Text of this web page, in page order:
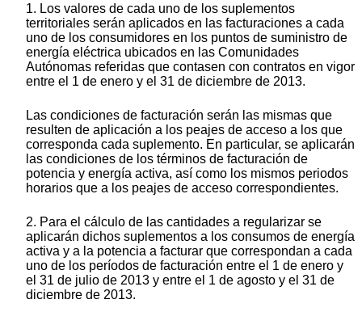
1. Los valores de cada uno de los suplementos
territoriales serán aplicados en las facturaciones a cada
uno de los consumidores en los puntos de suministro de
energía eléctrica ubicados en las Comunidades
Autónomas referidas que contasen con contratos en vigor
entre el 1 de enero y el 31 de diciembre de 2013.
Las condiciones de facturación serán las mismas que
resulten de aplicación a los peajes de acceso a los que
corresponda cada suplemento. En particular, se aplicarán
las condiciones de los términos de facturación de
potencia y energía activa, así como los mismos periodos
horarios que a los peajes de acceso correspondientes.
2. Para el cálculo de las cantidades a regularizar se
aplicarán dichos suplementos a los consumos de energía
activa y a la potencia a facturar que correspondan a cada
uno de los períodos de facturación entre el 1 de enero y
el 31 de julio de 2013 y entre el 1 de agosto y el 31 de
diciembre de 2013.